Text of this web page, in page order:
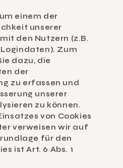
einem der
unserer
den Nutzern (z.B.
Zum
dazu, die
der
zu erfassen und
unserer
zu können.
von Cookies
verweisen wir auf
für den
ist Art. 6 Abs. 1